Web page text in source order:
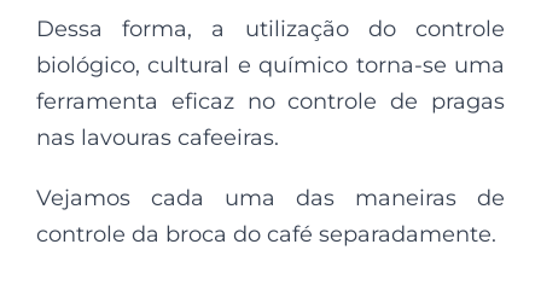
Dessa forma, a utilização do controle
biológico, cultural e químico torna-se uma
ferramenta eficaz no controle de pragas
nas lavouras cafeeiras.
Vejamos cada uma das maneiras de
controle da broca do café separadamente.